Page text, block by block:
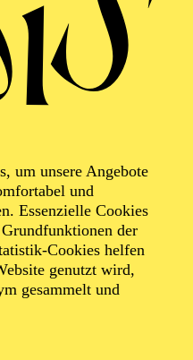
um unsere Angebote
und
Essenzielle Cookies
der
Cookies helfen
genutzt wird,
gesammelt und